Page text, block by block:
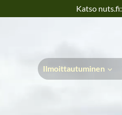
Katso nuts.fi:
Ilmoittautuminen